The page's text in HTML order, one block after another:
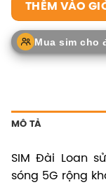
THÊM VÀO
Mua sim cho
MÔ TẢ
SIM Đài Loan
sóng 5G rộng